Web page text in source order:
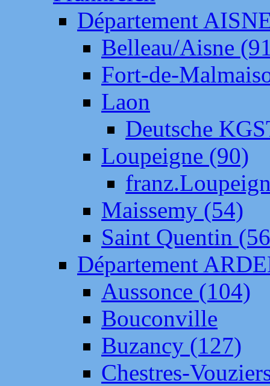
Département
Belleau/Aisne
Fort-de-
Laon
Deutsche
Loupeigne (90)
Maissemy (54)
Saint Quentin
Département
Aussonce (104)
Bouconville
Buzancy (127)
Chestres-